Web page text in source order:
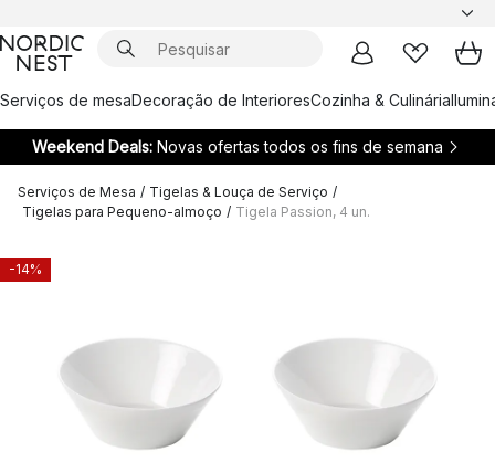
Serviços de mesaDecoração de InterioresCozinha & Culinária
Weekend Deals: Novas ofertas todos os fins de semana
Serviços de Mesa / Tigelas & Louça de Serviço /
Tigelas para Pequeno-almoço / Tigela Passion, 4 un.
-14%